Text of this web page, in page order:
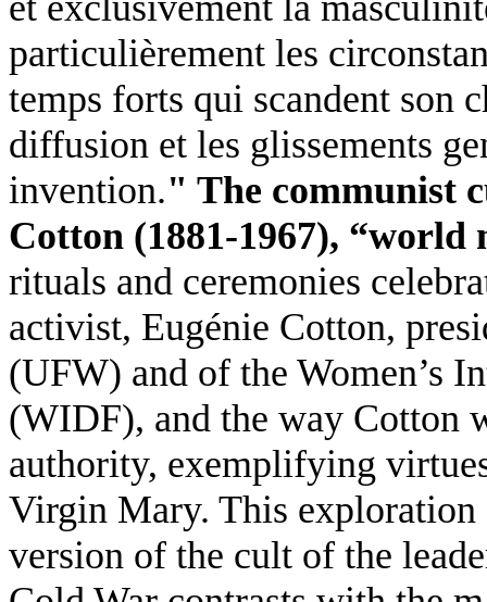
particulièrement les
temps forts qui scandent son
diffusion et les glissements
invention." The communist
Cotton (1881-1967), “world
rituals and ceremonies
activist, Eugénie Cotton,
(UFW) and of the Women’s
(WIDF), and the way Cotton
authority, exemplifying
Virgin Mary. This exploration
version of the cult of the